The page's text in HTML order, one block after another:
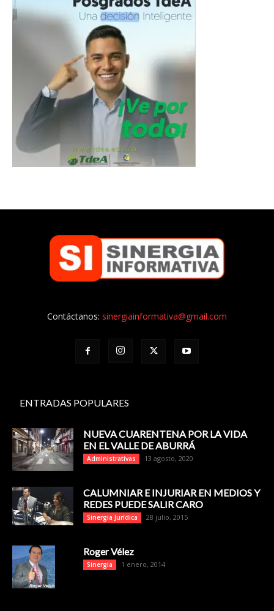
Contáctanos: sinergiainformativa@gmail.com
ENTRADAS POPULARES
NUEVA CUARENTENA POR LA VIDA
EN EL VALLE DE ABURRÁ
Administrativas 13 agosto, 2020
CALUMNIAR E INJURIAR EN MEDIOS Y
REDES PUEDE SALIR CARO
Sinergia Jurídica 28 julio, 2015
Roger Vélez
Sinergia 1 enero, 2014